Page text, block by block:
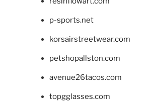
p-sports.net
korsairstreetwear.com
petshopallston.com
avenue26tacos.com
topgglasses.com